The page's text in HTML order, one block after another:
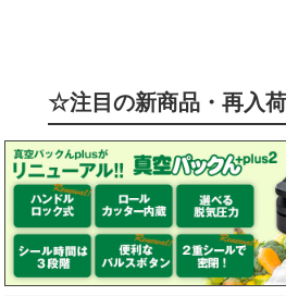
☆注目の新商品・再入